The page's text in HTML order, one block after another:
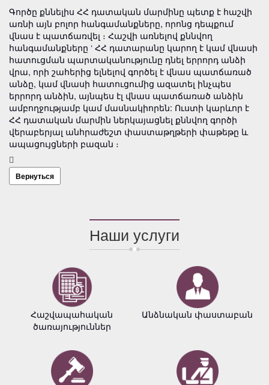
Գործը քննելիս ՀՀ դատական մարմինը պետք է հաշվի
առնի այն բոլոր հանգամանքները, որոնց դեպքում
վնաս է պատճառվել ։ Հաշվի առնելով քննվող
հանգամանքները ‘ ՀՀ դատարանը կարող է կամ վնասի
հատուցման պարտականությունը դնել երրորդ անձի
վրա, որի շահերից ելնելով գործել է վնաս պատճառած
անձը, կամ վնասի հատուցումից ազատել ինչպես
երրորդ անձին, այնպես էլ վնաս պատճառած անձին
ամբողջությամբ կամ մասնակիորեն: Ուստի կարևոր է
ՀՀ դատական մարմին ներկայացնել քննվող գործի
վերաբերյալ անհրաժեշտ փաստաթղթերի փաթեթը և
ապացույցների բազան ։
Вернуться
Наши услуги
Հաշվապահական
ծառայություններ
Անձնական փաստաբան